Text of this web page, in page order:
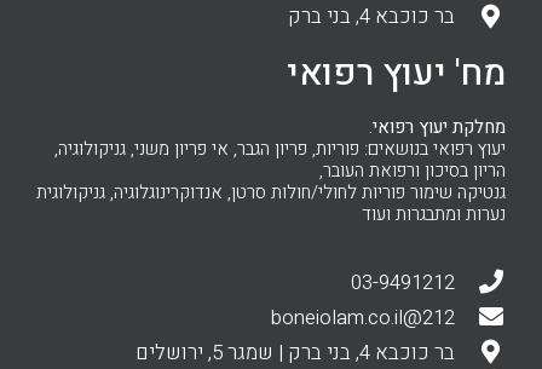
בר כוכבא 4, בני ברק
מח' יעוץ רפואי
מחלקת יעוץ רפואי.
יעוץ רפואי בנושאים: פוריות, פריון הגבר, אי פריון משני, גניקולוגיה,
הריון בסיכון ורפואת העובר,
גנטיקה שימור פוריות לחולי/חולות סרטן, אנדוקרינוגלוגיה, גניקולוגית
נערות ומתבגרות ועוד
03-9491212
212@boneiolam.co.il
בר כוכבא 4, בני ברק | שמגר 5, ירושלים